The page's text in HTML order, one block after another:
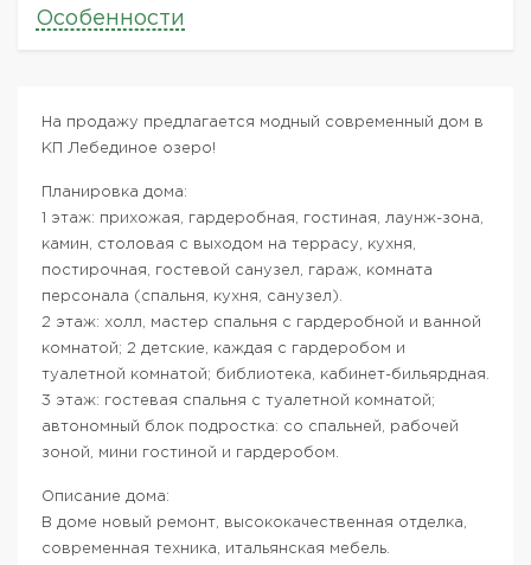
Особенности
На продажу предлагается модный современный дом в
КП Лебединое озеро!
Планировка дома:
1 этаж: прихожая, гардеробная, гостиная, лаунж-зона,
камин, столовая с выходом на террасу, кухня,
постирочная, гостевой санузел, гараж, комната
персонала (спальня, кухня, санузел).
2 этаж: холл, мастер спальня с гардеробной и ванной
комнатой; 2 детские, каждая с гардеробом и
туалетной комнатой; библиотека, кабинет-бильярдная.
3 этаж: гостевая спальня с туалетной комнатой;
автономный блок подростка: со спальней, рабочей
зоной, мини гостиной и гардеробом.
Описание дома:
В доме новый ремонт, высококачественная отделка,
современная техника, итальянская мебель.